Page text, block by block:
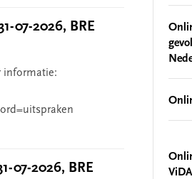
07-2026, BRE
informatie:
07-2026, BRE
ViDA